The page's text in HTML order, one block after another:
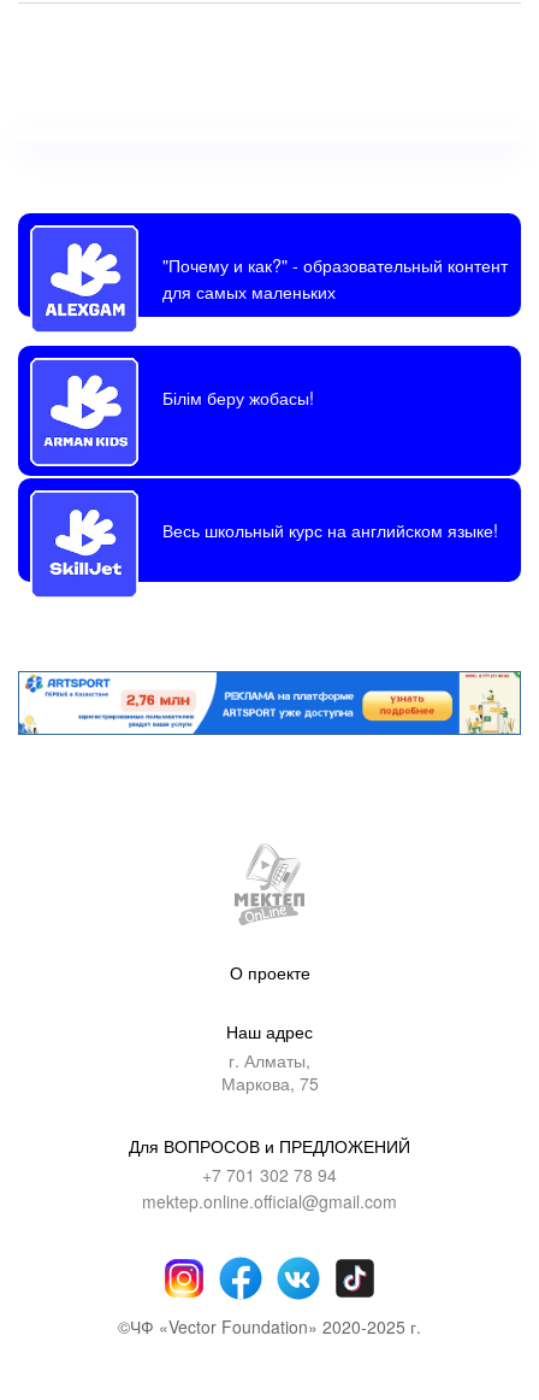
"Почему и как?"- образовательный контент
для самых маленьких
Білім беру жобасы!
Весь школьный курс на английском языке!
О проекте
Наш адрес
г. Алматы,
Маркова, 75
Для ВОПРОСОВ и ПРЕДЛОЖЕНИЙ
+7 701 302 78 94
mektep.online.official@gmail.com
©ЧФ «Vector Foundation» 2020-2025 г.